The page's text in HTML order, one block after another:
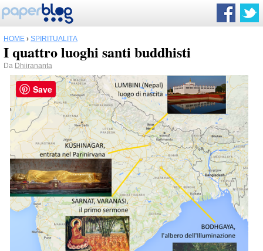
HOME › SPIRITUALITÀ
I quattro luoghi santi buddhisti
Da Dhiirananta
Save